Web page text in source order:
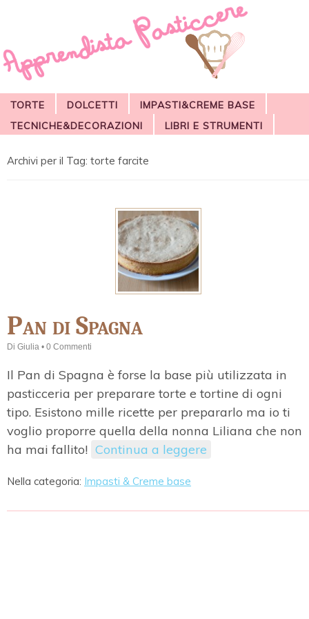
TORTE DOLCETTI
IMPASTI&CREME BASE
TECNICHE&DECORAZIONI
LIBRI E STRUMENTI
Archivi per il Tag: torte farcite
Pan di Spagna
Di Giulia • 0 Commenti
Il Pan di Spagna è forse la base più utilizzata in
pasticceria per preparare torte e tortine di ogni
tipo. Esistono mille ricette per prepararlo ma io ti
voglio proporre quella della nonna Liliana che non
ha mai fallito! Continua a leggere
Nella categoria: Impasti & Creme base